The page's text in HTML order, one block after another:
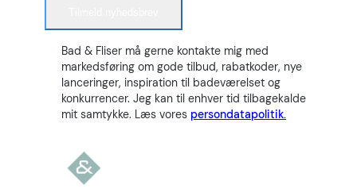
Bad & Fliser må gerne kontakte mig med
markedsføring om gode tilbud, rabatkoder, nye
lanceringer, inspiration til badeværelset og
konkurrencer. Jeg kan til enhver tid tilbagekalde
mit samtykke. Læs vores persondatapolitik.